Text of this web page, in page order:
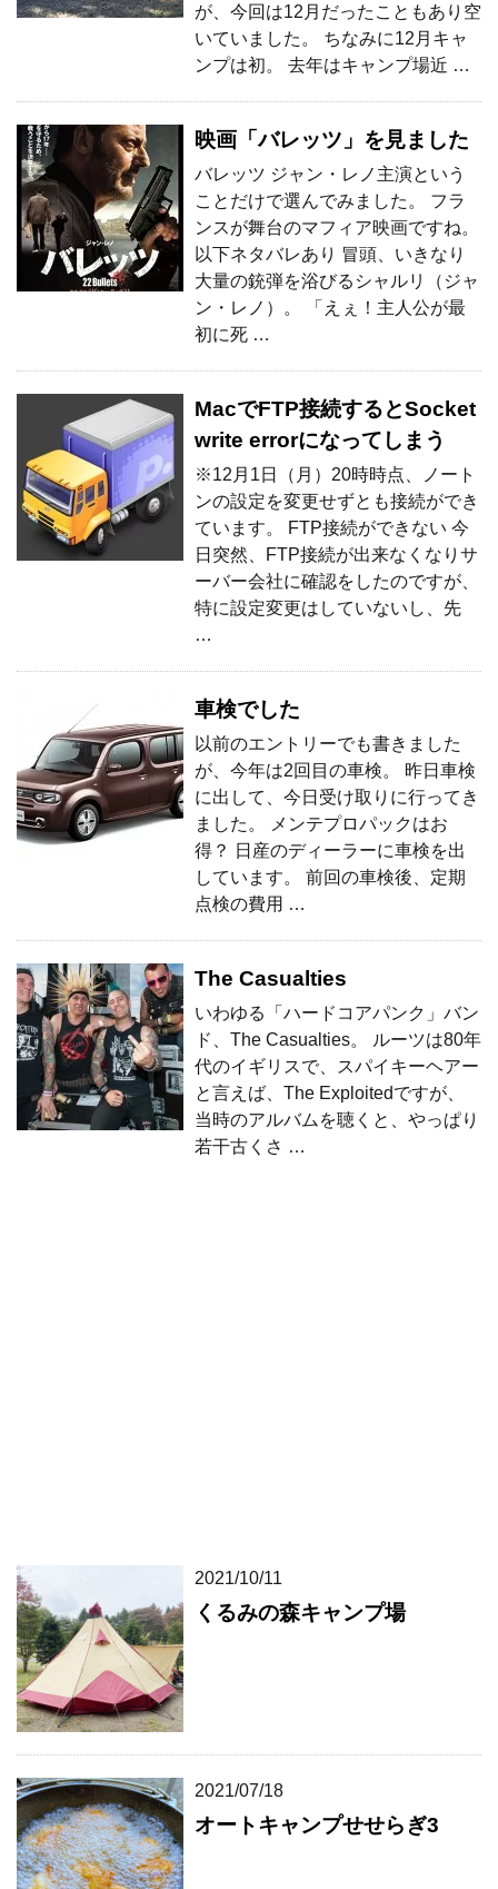
が、今回は12月だったこともあり空
いていました。 ちなみに12月キャ
ンプは初。 去年はキャンプ場近 …
映画「バレッツ」を見ました
バレッツ ジャン・レノ主演という
ことだけで選んでみました。 フラ
ンスが舞台のマフィア映画ですね。
以下ネタバレあり 冒頭、いきなり
大量の銃弾を浴びるシャルリ（ジャ
ン・レノ）。 「えぇ！主人公が最
初に死 …
MacでFTP接続するとSocket
write errorになってしまう
※12月1日（月）20時時点、ノート
ンの設定を変更せずとも接続ができ
ています。 FTP接続ができない 今
日突然、FTP接続が出来なくなりサ
ーバー会社に確認をしたのですが、
特に設定変更はしていないし、先
…
車検でした
以前のエントリーでも書きました
が、今年は2回目の車検。 昨日車検
に出して、今日受け取りに行ってき
ました。 メンテプロパックはお
得？ 日産のディーラーに車検を出
しています。 前回の車検後、定期
点検の費用 …
The Casualties
いわゆる「ハードコアパンク」バン
ド、The Casualties。 ルーツは80年
代のイギリスで、スパイキーヘアー
と言えば、The Exploitedですが、
当時のアルバムを聴くと、やっぱり
若干古くさ …
2021/10/11
くるみの森キャンプ場
2021/07/18
オートキャンプせせらぎ3